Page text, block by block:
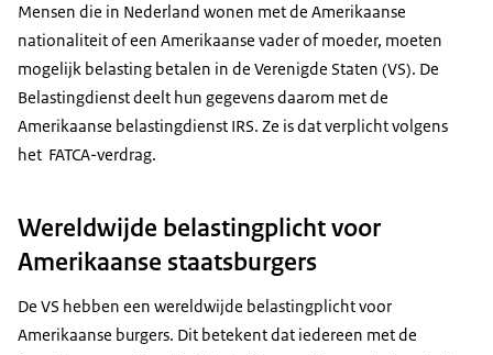
Mensen die in Nederland wonen met de Amerikaanse
nationaliteit of een Amerikaanse vader of moeder, moeten
mogelijk belasting betalen in de Verenigde Staten (VS). De
Belastingdienst deelt hun gegevens daarom met de
Amerikaanse belastingdienst IRS. Ze is dat verplicht volgens
het FATCA-verdrag.
Wereldwijde belastingplicht voor
Amerikaanse staatsburgers
De VS hebben een wereldwijde belastingplicht voor
Amerikaanse burgers. Dit betekent dat iedereen met de